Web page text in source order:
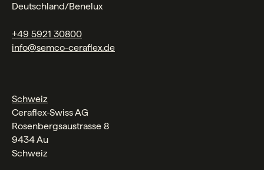
Deutschland/Benelux
+49 5921 30800
info@semco-ceraflex.de
Schweiz
Ceraflex‑Swiss AG
Rosenbergsaustrasse 8
9434 Au
Schweiz